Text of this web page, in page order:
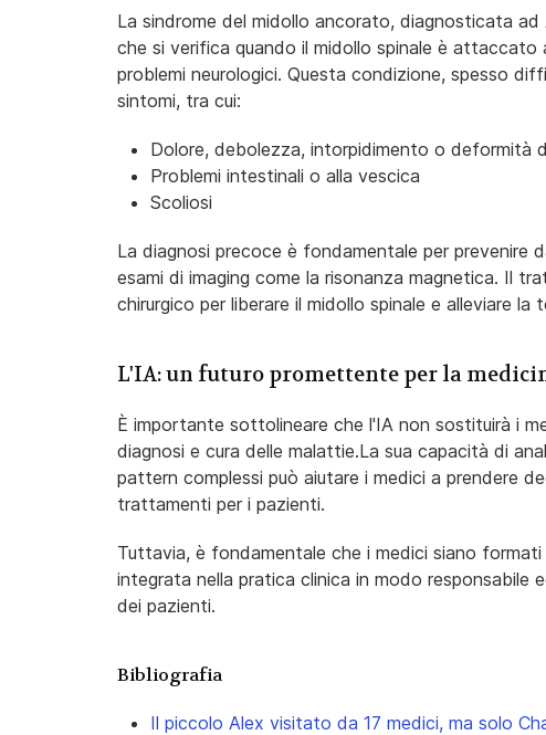
La sindrome del midollo ancorato, diagnosticata
che si verifica quando il midollo spinale è
problemi neurologici. Questa condizione, spesso
sintomi, tra cui:
Dolore, debolezza, intorpidimento o deformità
Problemi intestinali o alla vescica
Scoliosi
La diagnosi precoce è fondamentale per
esami di imaging come la risonanza magnetica. Il
chirurgico per liberare il midollo spinale e alleviare la
L'IA: un futuro promettente per la
È importante sottolineare che l'IA non sostituirà i
diagnosi e cura delle malattie.La sua capacità di
pattern complessi può aiutare i medici a prendere
trattamenti per i pazienti.
Tuttavia, è fondamentale che i medici siano
integrata nella pratica clinica in modo responsabile
dei pazienti.
Bibliografia
Il piccolo Alex visitato da 17 medici, ma solo